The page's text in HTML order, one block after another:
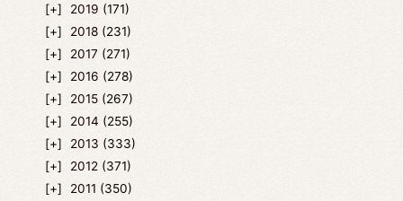
2019 (171)
2018 (231)
2017 (271)
2016 (278)
2015 (267)
2014 (255)
2013 (333)
2012 (371)
2011 (350)